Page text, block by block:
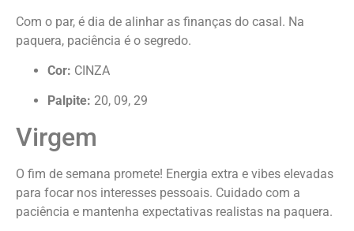
Com o par, é dia de alinhar as finanças do casal. Na
paquera, paciência é o segredo.
Cor: CINZA
Palpite: 20, 09, 29
Virgem
O fim de semana promete! Energia extra e vibes elevadas
para focar nos interesses pessoais. Cuidado com a
paciência e mantenha expectativas realistas na paquera.